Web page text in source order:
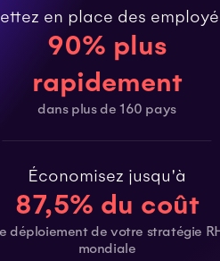
en place des
90% plus
rapidement
dans plus de 160 pays
Économisez jusqu'à
87,5% du coût
déploiement de votre stratégie
mondiale